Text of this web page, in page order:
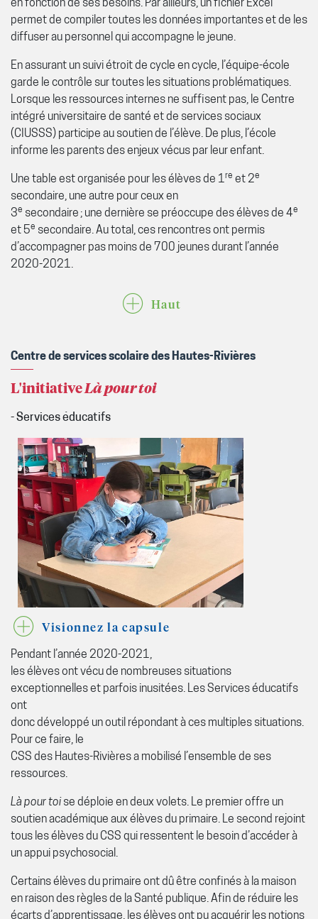
en fonction de ses besoins. Par ailleurs, un fichier Excel
permet de compiler toutes les données importantes et de les
diffuser au personnel qui accompagne le jeune.
En assurant un suivi étroit de cycle en cycle, l’équipe-école
garde le contrôle sur toutes les situations problématiques.
Lorsque les ressources internes ne suffisent pas, le Centre
intégré universitaire de santé et de services sociaux
(CIUSSS) participe au soutien de l’élève. De plus, l’école
informe les parents des enjeux vécus par leur enfant.
Une table est organisée pour les élèves de 1re et 2e
secondaire, une autre pour ceux en
3e secondaire ; une dernière se préoccupe des élèves de 4e
et 5e secondaire. Au total, ces rencontres ont permis
d’accompagner pas moins de 700 jeunes durant l’année
2020-2021.
Haut
Centre de services scolaire des Hautes-Rivières
L'initiativeLà pour toi
- Services éducatifs
Visionnez la capsule
Pendant l’année 2020-2021,
les élèves ont vécu de nombreuses situations
exceptionnelles et parfois inusitées. Les Services éducatifs
ont
donc développé un outil répondant à ces multiples situations.
Pour ce faire, le
CSS des Hautes-Rivières a mobilisé l’ensemble de ses
ressources.
Là pour toi se déploie en deux volets. Le premier offre un
soutien académique aux élèves du primaire. Le second rejoint
tous les élèves du CSS qui ressentent le besoin d’accéder à
un appui psychosocial.
Certains élèves du primaire ont dû être confinés à la maison
en raison des règles de la Santé publique. Afin de réduire les
écarts d’apprentissage, les élèves ont pu acquérir les notions